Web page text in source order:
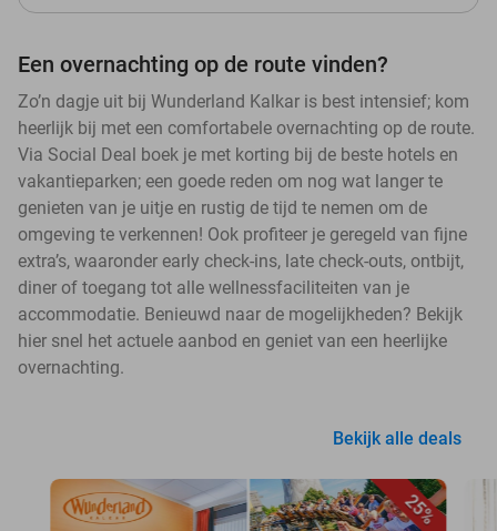
Een overnachting op de route vinden?
Zo’n dagje uit bij Wunderland Kalkar is best intensief; kom
heerlijk bij met een comfortabele overnachting op de route.
Via Social Deal boek je met korting bij de beste hotels en
vakantieparken; een goede reden om nog wat langer te
genieten van je uitje en rustig de tijd te nemen om de
omgeving te verkennen! Ook profiteer je geregeld van fijne
extra’s, waaronder early check-ins, late check-outs, ontbijt,
diner of toegang tot alle wellnessfaciliteiten van je
accommodatie. Benieuwd naar de mogelijkheden? Bekijk
hier snel het actuele aanbod en geniet van een heerlijke
overnachting.
Bekijk alle deals
25%